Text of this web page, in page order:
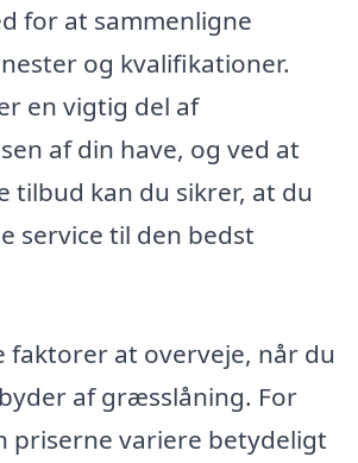
for at sammenligne
og kvalifikationer.
en vigtig del af
af din have, og ved at
tilbud kan du sikrer, at du
service til den bedst
faktorer at overveje, når du
af græsslåning. For
priserne variere betydeligt